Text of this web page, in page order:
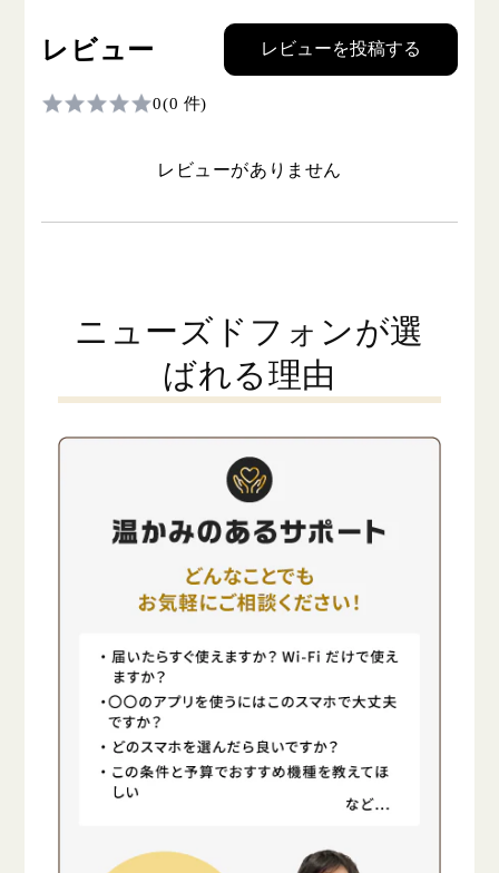
レビュー レビューを投稿する
0(0 件)
レビューがありません
ニューズドフォンが選
ばれる理由